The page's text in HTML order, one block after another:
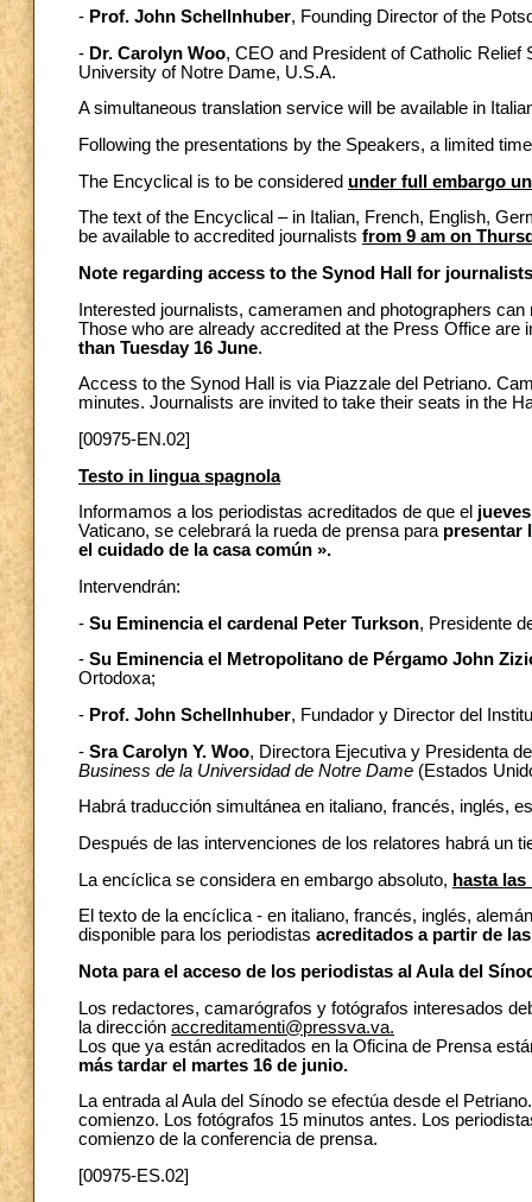
- Prof. John Schellnhuber, Founding Director of the
- Dr. Carolyn Woo, CEO and President of Catholic
University of Notre Dame, U.S.A.
A simultaneous translation service will be available in
Following the presentations by the Speakers, a limited
The Encyclical is to be considered under full embargo
The text of the Encyclical – in Italian, French, English,
be available to accredited journalists from 9 am on
Note regarding access to the Synod Hall for journalists
Interested journalists, cameramen and photographers
Those who are already accredited at the Press Office
than Tuesday 16 June.
Access to the Synod Hall is via Piazzale del Petriano.
minutes. Journalists are invited to take their seats in the
[00975-EN.02]
Testo in lingua spagnola
Informamos a los periodistas acreditados de que el
Vaticano, se celebrará la rueda de prensa para presentar
el cuidado de la casa común ».
Intervendrán:
- Su Eminencia el cardenal Peter Turkson, Presidente
- Su Eminencia el Metropolitano de Pérgamo John
Ortodoxa;
- Prof. John Schellnhuber, Fundador y Director del
- Sra Carolyn Y. Woo, Directora Ejecutiva y Presidenta
Business de la Universidad de Notre Dame (Estados
Habrá traducción simultánea en italiano, francés, inglés,
Después de las intervenciones de los relatores habrá un
La encíclica se considera en embargo absoluto, hasta las
El texto de la encíclica - en italiano, francés, inglés,
disponible para los periodistas acreditados a partir de
Nota para el acceso de los periodistas al Aula del
Los redactores, camarógrafos y fotógrafos interesados
la dirección accreditamenti@pressva.va.
Los que ya están acreditados en la Oficina de Prensa
más tardar el martes 16 de junio.
La entrada al Aula del Sínodo se efectúa desde el
comienzo. Los fotógrafos 15 minutos antes. Los
comienzo de la conferencia de prensa.
[00975-ES.02]